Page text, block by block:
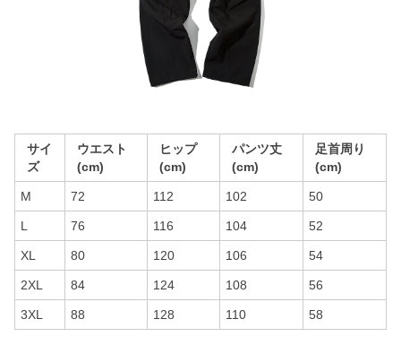
サイ
ズ
ウエスト
(cm)
ヒップ
(cm)
パンツ丈
(cm)
足首周り
(cm)
M 72 112 102 50
L 76 116 104 52
XL 80 120 106 54
2XL 84 124 108 56
3XL 88 128 110 58